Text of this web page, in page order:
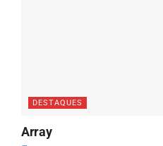
DESTAQUES
Array